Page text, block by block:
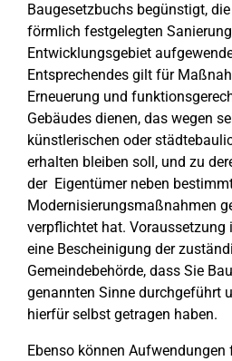
Baugesetzbuchs begünstigt,
förmlich festgelegten
Entwicklungsgebiet
Entsprechendes gilt für
Erneuerung und
Gebäudes dienen, das wegen
künstlerischen oder
erhalten bleiben soll, und zu
der Eigentümer neben
Modernisierungsmaßnahmen
verpflichtet hat. Voraussetzung
eine Bescheinigung der
Gemeindebehörde, dass Sie
genannten Sinne durchgeführt
hierfür selbst getragen haben.
Ebenso können